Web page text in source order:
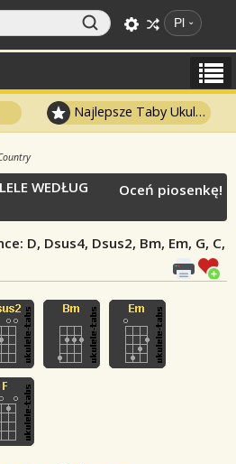
Pl
Najlepsze Taby Ukulele
WEDŁUG
: D, Dsus4, Dsus2, Bm, Em, G, C,
Oceń piosenkę!